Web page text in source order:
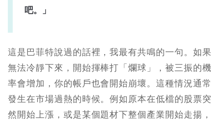
吧。」
這是巴菲特說過的話裡，我最有共鳴的一句。如果
無法冷靜下來，開始揮棒打「爛球」，被三振的機
率會增加，你的帳戶也會開始崩壞。這種情況通常
發生在市場過熱的時候。例如原本在低檔的股票突
然開始上漲，或是某個題材下整個產業開始走揚，